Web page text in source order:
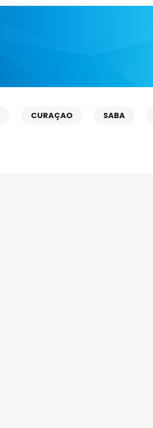
CURAÇAO SABA